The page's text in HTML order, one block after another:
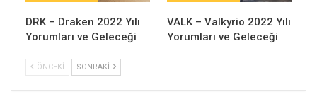
DRK – Draken 2022 Yılı
Yorumları ve Geleceği
VALK – Valkyrio 2022 Yılı
Yorumları ve Geleceği
ÖNCEKI SONRAKI